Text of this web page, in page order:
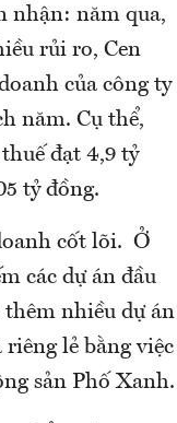
nhận: năm qua,
rủi ro, Cen
của công ty
năm. Cụ thể,
đạt 4,9 tỷ
tỷ đồng.
cốt lõi. Ở
các dự án đầu
nhiều dự án
lẻ bằng việc
sản Phố Xanh.